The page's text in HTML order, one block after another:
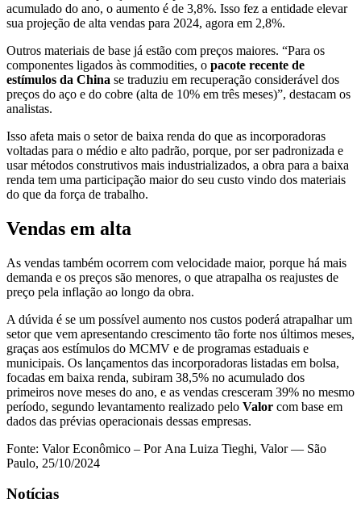
acumulado do ano, o aumento é de 3,8%. Isso fez a entidade elevar
sua projeção de alta vendas para 2024, agora em 2,8%.
Outros materiais de base já estão com preços maiores. “Para os
componentes ligados às commodities, o pacote recente de
estímulos da China se traduziu em recuperação considerável dos
preços do aço e do cobre (alta de 10% em três meses)”, destacam os
analistas.
Isso afeta mais o setor de baixa renda do que as incorporadoras
voltadas para o médio e alto padrão, porque, por ser padronizada e
usar métodos construtivos mais industrializados, a obra para a baixa
renda tem uma participação maior do seu custo vindo dos materiais
do que da força de trabalho.
Vendas em alta
As vendas também ocorrem com velocidade maior, porque há mais
demanda e os preços são menores, o que atrapalha os reajustes de
preço pela inflação ao longo da obra.
A dúvida é se um possível aumento nos custos poderá atrapalhar um
setor que vem apresentando crescimento tão forte nos últimos meses,
graças aos estímulos do MCMV e de programas estaduais e
municipais. Os lançamentos das incorporadoras listadas em bolsa,
focadas em baixa renda, subiram 38,5% no acumulado dos
primeiros nove meses do ano, e as vendas cresceram 39% no mesmo
período, segundo levantamento realizado pelo Valor com base em
dados das prévias operacionais dessas empresas.
Fonte: Valor Econômico – Por Ana Luiza Tieghi, Valor — São
Paulo, 25/10/2024
Notícias